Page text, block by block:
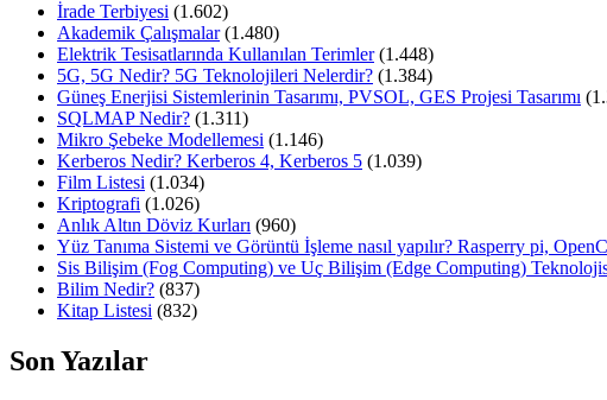
İrade Terbiyesi (1.602)
Akademik Çalışmalar (1.480)
Elektrik Tesisatlarında Kullanılan Terimler (1.448)
5G, 5G Nedir? 5G Teknolojileri Nelerdir? (1.384)
Güneş Enerjisi Sistemlerinin Tasarımı, PVSOL, GES Projesi Tasarımı
SQLMAP Nedir? (1.311)
Mikro Şebeke Modellemesi (1.146)
Kerberos Nedir? Kerberos 4, Kerberos 5 (1.039)
Film Listesi (1.034)
Kriptografi (1.026)
Anlık Altın Döviz Kurları (960)
Yüz Tanıma Sistemi ve Görüntü İşleme nasıl yapılır? Rasperry pi,
Sis Bilişim (Fog Computing) ve Uç Bilişim (Edge Computing)
Bilim Nedir? (837)
Kitap Listesi (832)
Son Yazılar